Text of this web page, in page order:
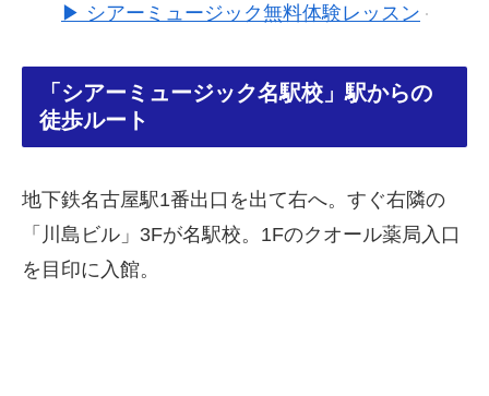
▶ シアーミュージック無料体験レッスン
「シアーミュージック名駅校」駅からの
徒歩ルート
地下鉄名古屋駅1番出口を出て右へ。すぐ右隣の
「川島ビル」3Fが名駅校。1Fのクオール薬局入口
を目印に入館。